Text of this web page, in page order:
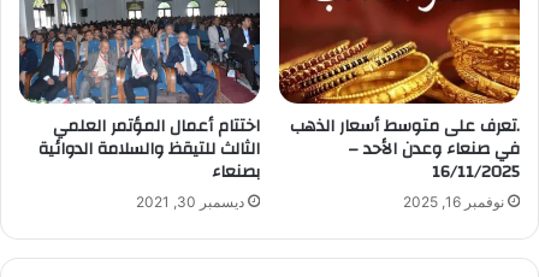
.تعرف على متوسط أسعار الذهب
في صنعاء وعدن الأحد –
16/11/2025
نوفمبر 16, 2025
اختتام أعمال المؤتمر العلمي
الثالث للتيقظ والسلامة الدوائية
بصنعاء
ديسمبر 30, 2021